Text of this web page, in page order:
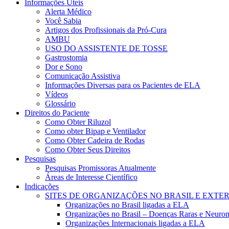
Informações Úteis
Alerta Médico
Você Sabia
Artigos dos Profissionais da Pró-Cura
AMBU
USO DO ASSISTENTE DE TOSSE
Gastrostomia
Dor e Sono
Comunicação Assistiva
Informações Diversas para os Pacientes de ELA
Vídeos
Glossário
Direitos do Paciente
Como Obter Riluzol
Como obter Bipap e Ventilador
Como Obter Cadeira de Rodas
Como Obter Seus Direitos
Pesquisas
Pesquisas Promissoras Atualmente
Áreas de Interesse Científico
Indicações
SITES DE ORGANIZAÇÕES NO BRASIL E
Organizações no Brasil ligadas a ELA
Organizações no Brasil – Doenças Raras e
Organizações Internacionais ligadas a ELA